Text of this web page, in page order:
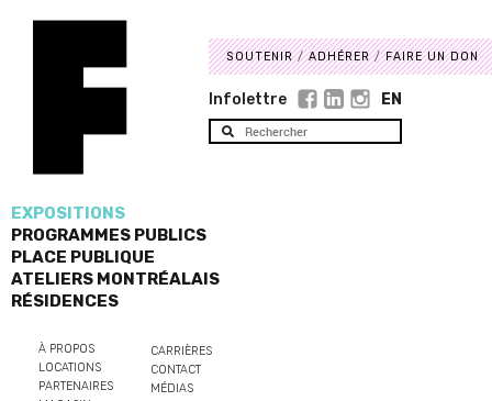
EXPOSITIONS
PROGRAMMES PUBLICS
PLACE PUBLIQUE
ATELIERS MONTRÉALAIS
RÉSIDENCES
À PROPOS
LOCATIONS
PARTENAIRES
CARRIÈRES
CONTACT
MÉDIAS
SOUTENIR ADHÉRER FAIRE UN DON
Infolettre EN